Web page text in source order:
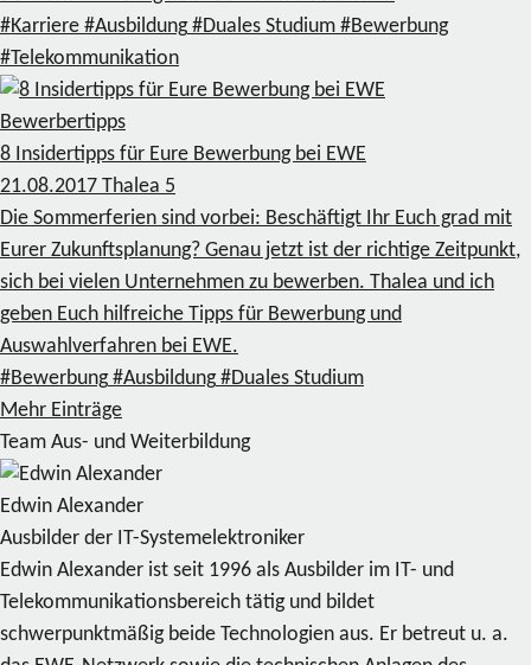
#Karriere #Ausbildung #Duales Studium #Bewerbung
#Telekommunikation
Bewerbertipps
8 Insidertipps für Eure Bewerbung bei EWE
21.08.2017 Thalea 5
Die Sommerferien sind vorbei: Beschäftigt Ihr Euch grad mit
Eurer Zukunftsplanung? Genau jetzt ist der richtige Zeitpunkt,
sich bei vielen Unternehmen zu bewerben. Thalea und ich
geben Euch hilfreiche Tipps für Bewerbung und
Auswahlverfahren bei EWE.
#Bewerbung #Ausbildung #Duales Studium
Mehr Einträge
Team Aus- und Weiterbildung
Edwin Alexander
Ausbilder der IT-Systemelektroniker
Edwin Alexander ist seit 1996 als Ausbilder im IT- und
Telekommunikationsbereich tätig und bildet
schwerpunktmäßig beide Technologien aus. Er betreut u. a.